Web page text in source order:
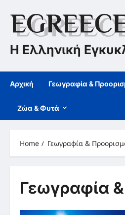
content
Η Ελληνική
Αρχική Γεωγραφία &
Ζώα & Φυτά
Home Γεωγραφία &
Γεωγραφία